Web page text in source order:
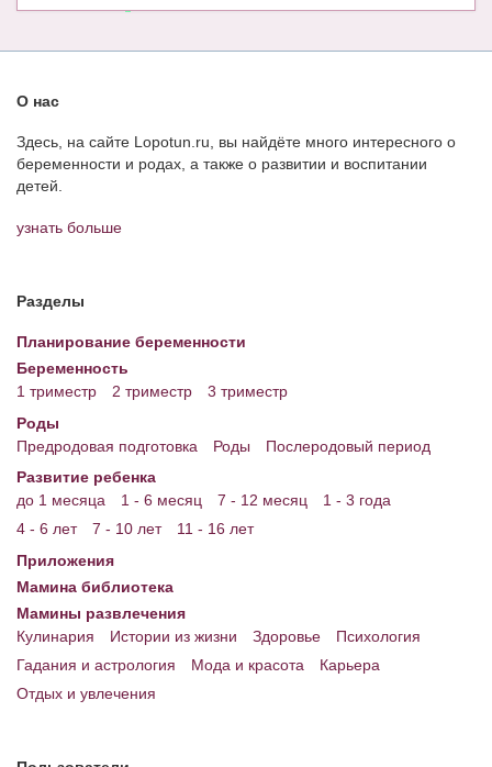
Календарь беременности
Энциклопедия беременных
Мамина энциклопедия
СЕРВИСЫ И ПРИЛОЖЕНИЯ
Сервис. Оценка роста и веса ребенка
Приложения для Android
Опросы
НОВОСТИ ЛОПОТУНА
Блог Администратора
О нас
Здесь, на сайте Lopotun.ru, вы найдёте много интересного о
беременности и родах, а также о развитии и воспитании
детей.
узнать больше
Разделы
Планирование беременности
Беременность
1 триместр
2 триместр
3 триместр
Роды
Предродовая подготовка
Роды
Послеродовый период
Развитие ребенка
до 1 месяца
1 - 6 месяц 7 - 12 месяц
1 - 3 года
4 - 6 лет
7 - 10 лет
11 - 16 лет
Приложения
Мамина библиотека
Мамины развлечения
Кулинария
Истории из жизни Здоровье
Психология
Гадания и астрология
Мода и красота
Карьера
Отдых и увлечения